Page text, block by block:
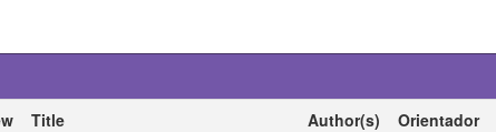
Title Author(s) Orientador